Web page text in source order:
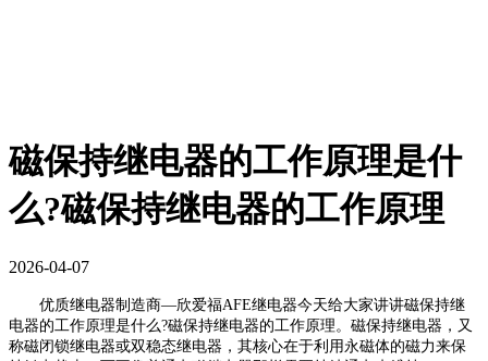
磁保持继电器的工作原理是什
么?磁保持继电器的工作原理
2026-04-07
优质继电器制造商—欣爱福AFE继电器今天给大家讲讲磁保持继
电器的工作原理是什么?磁保持继电器的工作原理。磁保持继电器，又
称磁闭锁继电器或双稳态继电器，其核心在于利用永磁体的磁力来保